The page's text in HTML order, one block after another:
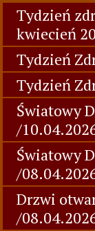
Tydzień
kwiecień
Tydzień
Tydzień
Światowy
/
Światowy
/
Drzwi
/